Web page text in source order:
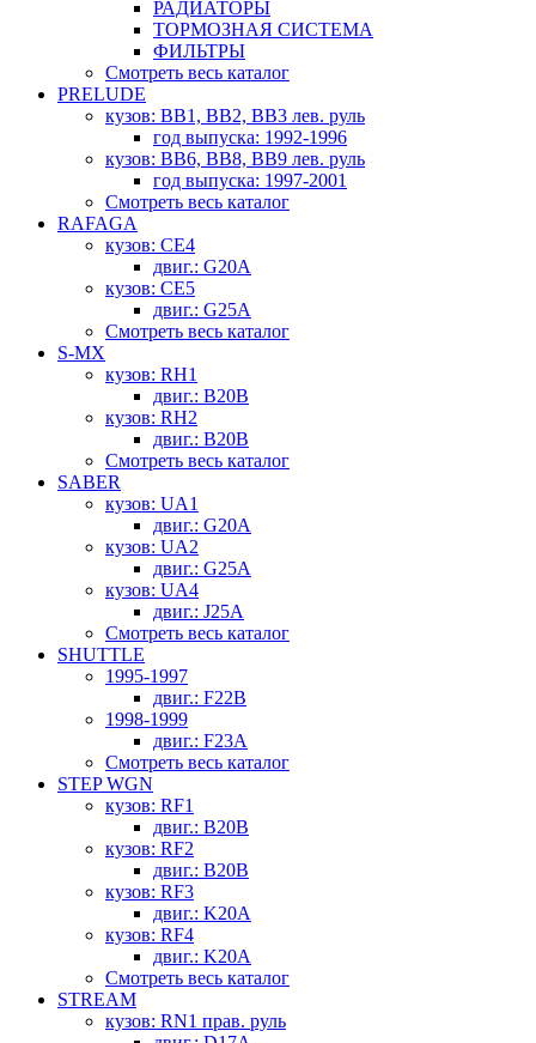
РАДИАТОРЫ
ТОРМОЗНАЯ СИСТЕМА
ФИЛЬТРЫ
Смотреть весь каталог
PRELUDE
кузов: BB1, BB2, BB3 лев. руль
год выпуска: 1992-1996
кузов: BB6, BB8, BB9 лев. руль
год выпуска: 1997-2001
Смотреть весь каталог
RAFAGA
кузов: CE4
двиг.: G20A
кузов: CE5
двиг.: G25A
Смотреть весь каталог
S-MX
кузов: RH1
двиг.: B20B
кузов: RH2
двиг.: B20B
Смотреть весь каталог
SABER
кузов: UA1
двиг.: G20A
кузов: UA2
двиг.: G25A
кузов: UA4
двиг.: J25A
Смотреть весь каталог
SHUTTLE
1995-1997
двиг.: F22B
1998-1999
двиг.: F23A
Смотреть весь каталог
STEP WGN
кузов: RF1
двиг.: B20B
кузов: RF2
двиг.: B20B
кузов: RF3
двиг.: K20A
кузов: RF4
двиг.: K20A
Смотреть весь каталог
STREAM
кузов: RN1 прав. руль